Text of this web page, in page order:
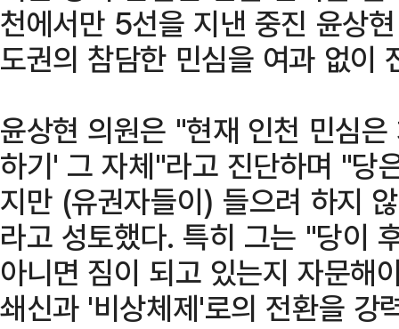
천에서만 5선을 지낸 중진 윤상
도권의 참담한 민심을 여과 없이
윤상현 의원은 "현재 인천 민심
하기' 그 자체"라고 진단하며 "당
지만 (유권자들이) 들으려 하지
라고 성토했다. 특히 그는 "당이
아니면 짐이 되고 있는지 자문해
쇄신과 '비상체제'로의 전환을 강